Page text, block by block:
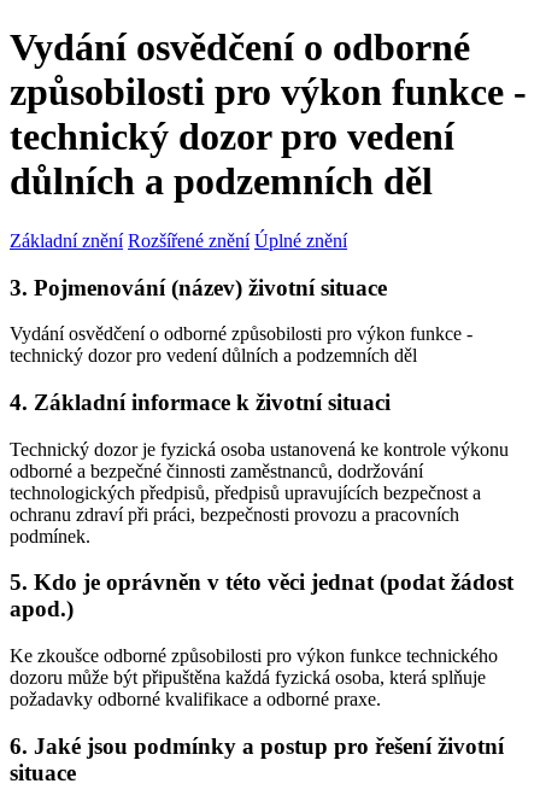
Vydání osvědčení o odborné
způsobilosti pro výkon funkce -
technický dozor pro vedení
důlních a podzemních děl
Základní znění Rozšířené znění Úplné znění
3. Pojmenování (název) životní situace
Vydání osvědčení o odborné způsobilosti pro výkon funkce -
technický dozor pro vedení důlních a podzemních děl
4. Základní informace k životní situaci
Technický dozor je fyzická osoba ustanovená ke kontrole výkonu
odborné a bezpečné činnosti zaměstnanců, dodržování
technologických předpisů, předpisů upravujících bezpečnost a
ochranu zdraví při práci, bezpečnosti provozu a pracovních
podmínek.
5. Kdo je oprávněn v této věci jednat (podat žádost
apod.)
Ke zkoušce odborné způsobilosti pro výkon funkce technického
dozoru může být připuštěna každá fyzická osoba, která splňuje
požadavky odborné kvalifikace a odborné praxe.
6. Jaké jsou podmínky a postup pro řešení životní
situace